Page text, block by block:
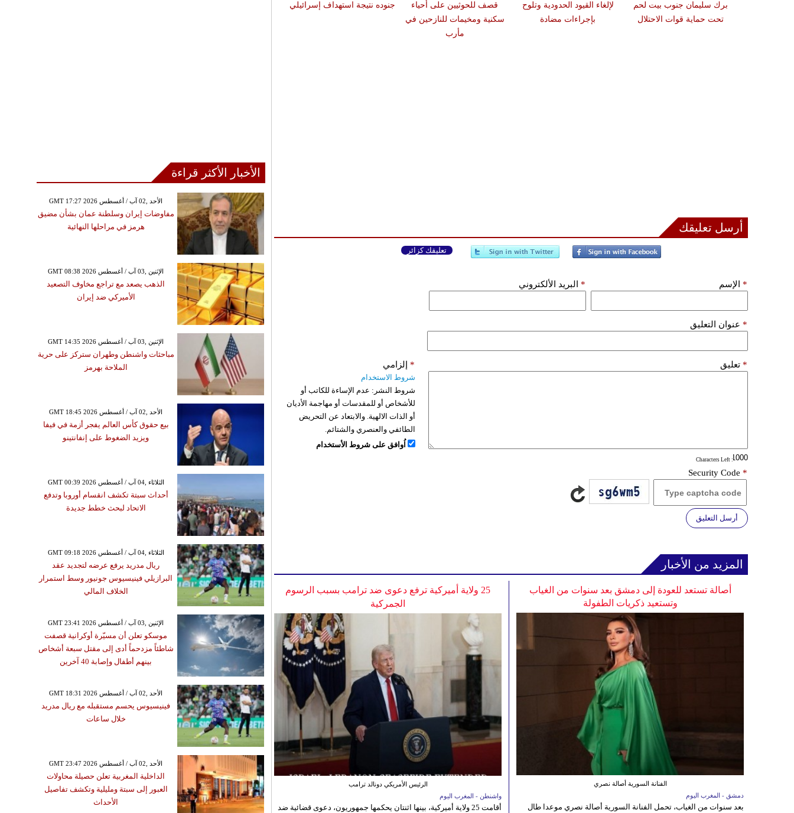
جنوده نتيجة استهداف إسرائيلي
قصف للحوثيين على أحياء
سكنية ومخيمات للنازحين في
مأرب
لإلغاء القيود الحدودية وتلوح
بإجراءات مضادة
برك سليمان جنوب بيت لحم
تحت حماية قوات الاحتلال
أرسل تعليقك
تعليقك كزائر
الإسم * البريد الألكتروني *
عنوان التعليق *
تعليق *
: Characters Left
إلزامي *
شروط الاستخدام
شروط النشر: عدم الإساءة للكاتب أو
للأشخاص أو للمقدسات أو مهاجمة الأديان
أو الذات الالهية. والابتعاد عن التحريض
الطائفي والعنصري والشتائم.
اُوافق على شروط الأستخدام
Security Code *
أرسل التعليق
المزيد من الأخبار
25 ولاية أميركية ترفع دعوى ضد ترامب بسبب الرسوم
الجمركية
الرئيس الأمريكي دونالد ترامب
واشنطن - المغرب اليوم
أقامت 25 ولاية أميركية، بينها اثنتان يحكمها جمهوريون، دعوى قضائية ضد
أصالة تستعد للعودة إلى دمشق بعد سنوات من الغياب
وتستعيد ذكريات الطفولة
الفنانة السورية أصالة نصري
دمشق - المغرب اليوم
بعد سنوات من الغياب، تحمل الفنانة السورية أصالة نصري موعدا طال
الأخبار الأكثر قراءة
GMT 17:27 2026 الأحد ,02 آب / أغسطس
مفاوضات إيران وسلطنة عمان بشأن مضيق
هرمز في مراحلها النهائية
GMT 08:38 2026 الإثنين ,03 آب / أغسطس
الذهب يصعد مع تراجع مخاوف التصعيد
الأميركي ضد إيران
GMT 14:35 2026 الإثنين ,03 آب / أغسطس
مباحثات واشنطن وطهران ستركز على حرية
الملاحة بهرمز
GMT 18:45 2026 الأحد ,02 آب / أغسطس
بيع حقوق كأس العالم يفجر أزمة في فيفا
ويزيد الضغوط على إنفانتينو
GMT 00:39 2026 الثلاثاء ,04 آب / أغسطس
أحداث سبتة تكشف انقسام أوروبا وتدفع
الاتحاد لبحث خطط جديدة
GMT 09:18 2026 الثلاثاء ,04 آب / أغسطس
ريال مدريد يرفع عرضه لتجديد عقد
البرازيلي فينيسيوس جونيور وسط استمرار
الخلاف المالي
GMT 23:41 2026 الإثنين ,03 آب / أغسطس
موسكو تعلن أن مسيّرة أوكرانية قصفت
شاطئاً مزدحماً أدى إلى مقتل سبعة أشخاص
بينهم أطفال وإصابة 40 آخرين
GMT 18:31 2026 الأحد ,02 آب / أغسطس
فينيسيوس يحسم مستقبله مع ريال مدريد
خلال ساعات
GMT 23:47 2026 الأحد ,02 آب / أغسطس
الداخلية المغربية تعلن حصيلة محاولات
العبور إلى سبتة ومليلية وتكشف تفاصيل
الأحداث